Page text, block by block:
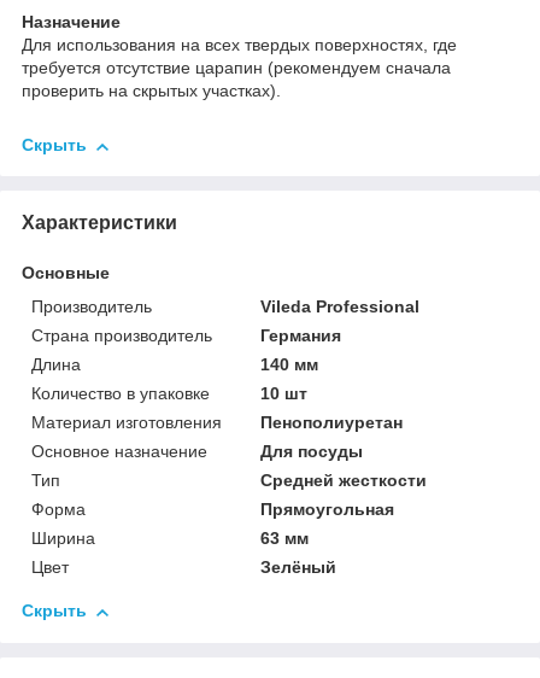
Назначение
Для использования на всех твердых поверхностях, где
требуется отсутствие царапин (рекомендуем сначала
проверить на скрытых участках).
Скрыть
Характеристики
Основные
Производитель
Vileda Professional
Страна производитель
Германия
Длина
140 мм
Количество в упаковке
10 шт
Материал изготовления
Пенополиуретан
Основное назначение
Для посуды
Тип
Средней жесткости
Форма
Прямоугольная
Ширина
63 мм
Цвет
Зелёный
Скрыть